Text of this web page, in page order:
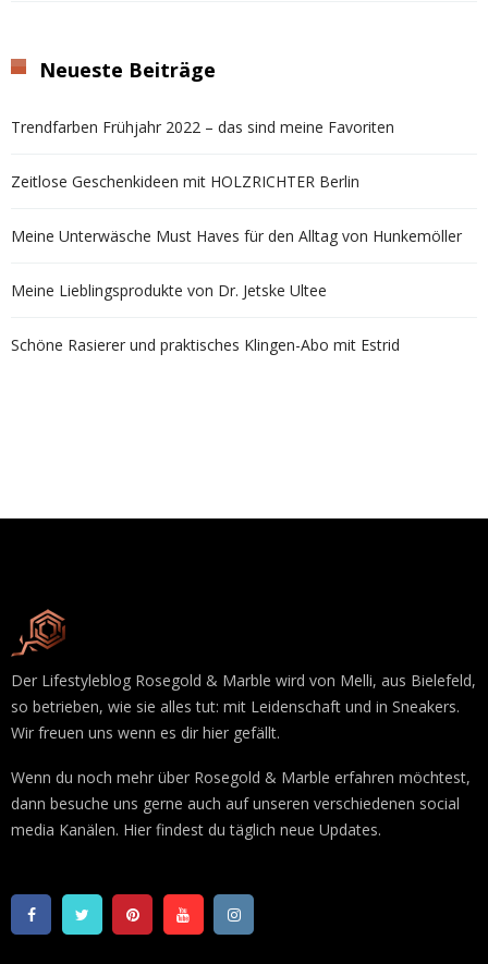
Neueste Beiträge
Trendfarben Frühjahr 2022 – das sind meine Favoriten
Zeitlose Geschenkideen mit HOLZRICHTER Berlin
Meine Unterwäsche Must Haves für den Alltag von Hunkemöller
Meine Lieblingsprodukte von Dr. Jetske Ultee
Schöne Rasierer und praktisches Klingen-Abo mit Estrid
Der Lifestyleblog Rosegold & Marble wird von Melli, aus Bielefeld,
so betrieben, wie sie alles tut: mit Leidenschaft und in Sneakers.
Wir freuen uns wenn es dir hier gefällt.
Wenn du noch mehr über Rosegold & Marble erfahren möchtest,
dann besuche uns gerne auch auf unseren verschiedenen social
media Kanälen. Hier findest du täglich neue Updates.